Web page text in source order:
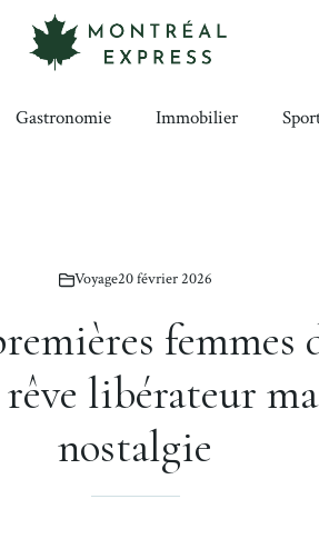
Gastronomie Immobilier
Voyage20 février 2026
femmes
libérateur
nostalgie